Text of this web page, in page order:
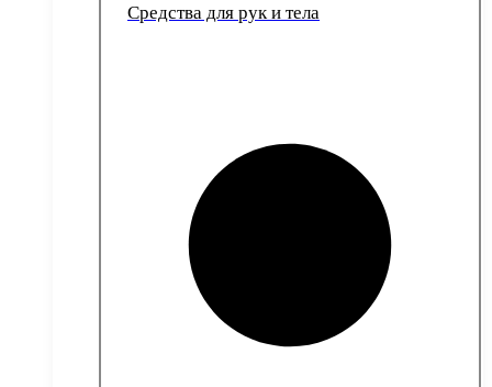
Средства для рук и тела